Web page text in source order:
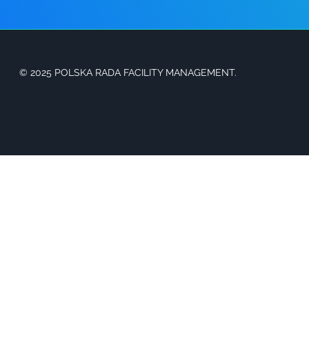
© 2025 POLSKA RADA FACILITY MANAGEMENT.